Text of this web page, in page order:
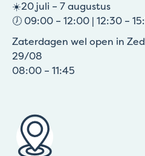
☀️20 juli – 7 augustus
🕖 09:00 – 12:00 | 12:30 –
Zaterdagen wel open in
29/08
08:00 – 11:45